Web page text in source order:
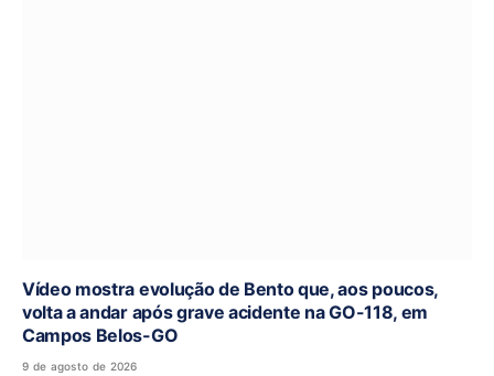
Vídeo mostra evolução de Bento que, aos poucos,
volta a andar após grave acidente na GO-118, em
Campos Belos-GO
9 de agosto de 2026